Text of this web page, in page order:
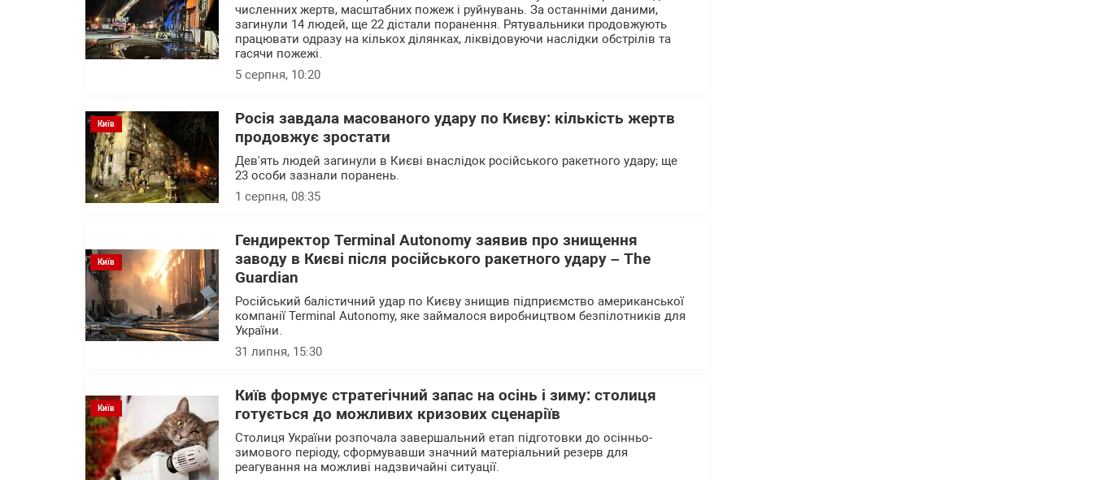
численних жертв, масштабних пожеж і руйнувань. За останніми даними,
загинули 14 людей, ще 22 дістали поранення. Рятувальники продовжують
працювати одразу на кількох ділянках, ліквідовуючи наслідки обстрілів та
гасячи пожежі.
5 серпня, 10:20
Київ
Росія завдала масованого удару по Києву: кількість жертв
продовжує зростати
Дев'ять людей загинули в Києві внаслідок російського ракетного удару; ще
23 особи зазнали поранень.
1 серпня, 08:35
Київ
Гендиректор Terminal Autonomy заявив про знищення
заводу в Києві після російського ракетного удару – The
Guardian
Російський балістичний удар по Києву знищив підприємство американської
компанії Terminal Autonomy, яке займалося виробництвом безпілотників для
України.
31 липня, 15:30
Київ
Київ формує стратегічний запас на осінь і зиму: столиця
готується до можливих кризових сценаріїв
Столиця України розпочала завершальний етап підготовки до осінньо-
зимового періоду, сформувавши значний матеріальний резерв для
реагування на можливі надзвичайні ситуації.